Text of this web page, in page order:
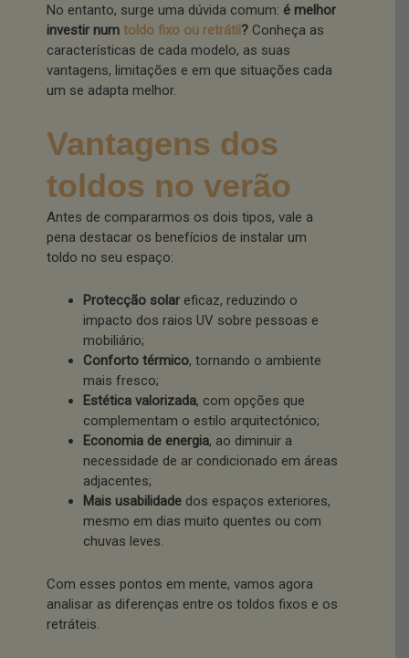
No entanto, surge uma dúvida comum: é melhor
investir num toldo fixo ou retrátil ? Conheça as
características de cada modelo, as suas
vantagens, limitações e em que situações cada
um se adapta melhor.
Vantagens dos
toldos no verão
Antes de compararmos os dois tipos, vale a
pena destacar os benefícios de instalar um
toldo no seu espaço:
Protecção solar eficaz, reduzindo o
impacto dos raios UV sobre pessoas e
mobiliário;
Conforto térmico, tornando o ambiente
mais fresco;
Estética valorizada, com opções que
complementam o estilo arquitectónico;
Economia de energia, ao diminuir a
necessidade de ar condicionado em áreas
adjacentes;
Mais usabilidade dos espaços exteriores,
mesmo em dias muito quentes ou com
chuvas leves.
Com esses pontos em mente, vamos agora
analisar as diferenças entre os toldos fixos e os
retráteis.